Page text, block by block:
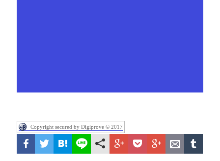
Copyright secured by Digiprove © 2017